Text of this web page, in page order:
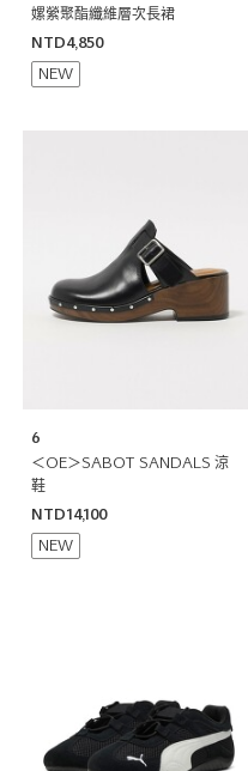
嫘縈聚酯纖維層次長裙
NTD4,850
NEW
6
＜OE＞SABOT SANDALS 涼
鞋
NTD14,100
NEW